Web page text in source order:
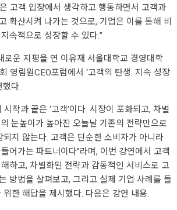
고객 입장에서 생각하고 행동하면서 고객과
확산시켜 나가는 것으로, 기업은 이를 통해 비
속적으로 성장할 수 있다.”
로운 지평을 연 이유재 서울대학교 경영대학
영림원CEO포럼에서 ‘고객의 탄생: 지속 성장
했다.
작과 끝은 ‘고객’이다. 시장이 포화되고, 차별
눈높이가 높아진 오늘날 기존의 전략만으로
지 않는다. 고객은 단순한 소비자가 아니라
어가는 파트너이다”라며, 이번 강연에서 고객
하고, 차별화된 전략과 감동적인 서비스로 고
방법을 살펴보고, 그리고 실제 기업 사례를 들
한 해답을 제시했다. 다음은 강연 내용.